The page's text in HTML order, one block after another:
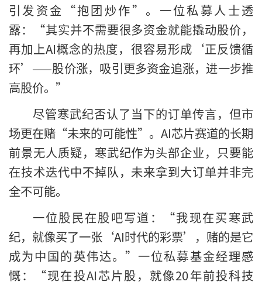
引发资金“抱团炒作”。一位私募人士透
露：“其实并不需要很多资金就能撬动股价，
再加上AI概念的热度，很容易形成‘正反馈循
环’——股价涨，吸引更多资金追涨，进一步推
高股价。”
尽管寒武纪否认了当下的订单传言，但市
场更在赌“未来的可能性”。AI芯片赛道的长期
前景无人质疑，寒武纪作为头部企业，只要能
在技术迭代中不掉队，未来拿到大订单并非完
全不可能。
一位股民在股吧写道：“我现在买寒武
纪，就像买了一张‘AI时代的彩票’，赌的是它
成为中国的英伟达。”一位私募基金经理感
慨：“现在投AI芯片股，就像20年前投科技